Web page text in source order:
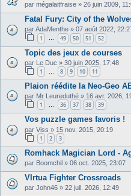
par mégalaitfraise » 26 juin 2009,
Fatal Fury: City of the
parAdaMenthe » 07 août 2022,
1 … 49 50 51 52
Topic des jeux de courses
par Le Duc » 30 juin 2025, 17:48
1 8 9 10 11
Plaion réédite la Neo-Geo
par Mr Leureduthé » 16 avr. 2026,
1 … 36 37 38 39
Vos puzzle games favoris !
par Viss » 15 nov. 2015, 20:19
1 2 3
Romhack Magician Lord -
par Boomchil » 06 oct. 2025, 23:07
VIrtua Fighter Crossroads
par John46 » 22 juil. 2026, 12:49